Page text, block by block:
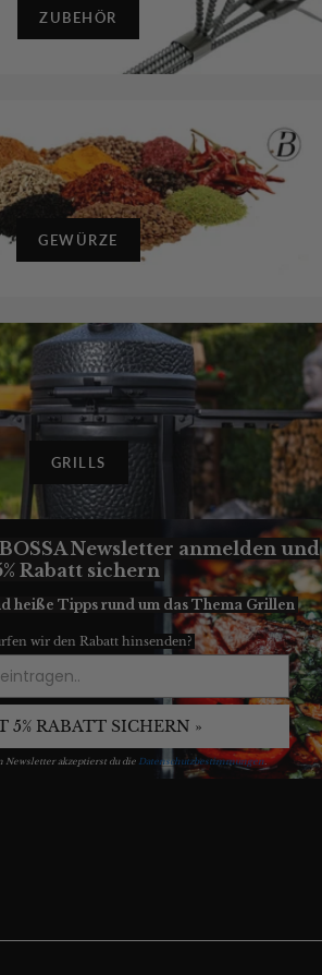
ZUBEHÖR
GEWÜRZE
GRILLS
Newsletter anmelden und
Rabatt sichern
heiße Tipps rund um das Thema Grillen
wir den Rabatt hinsenden?
5% RABATT SICHERN »
akzeptierst du die Datenschutzbestimmungen.